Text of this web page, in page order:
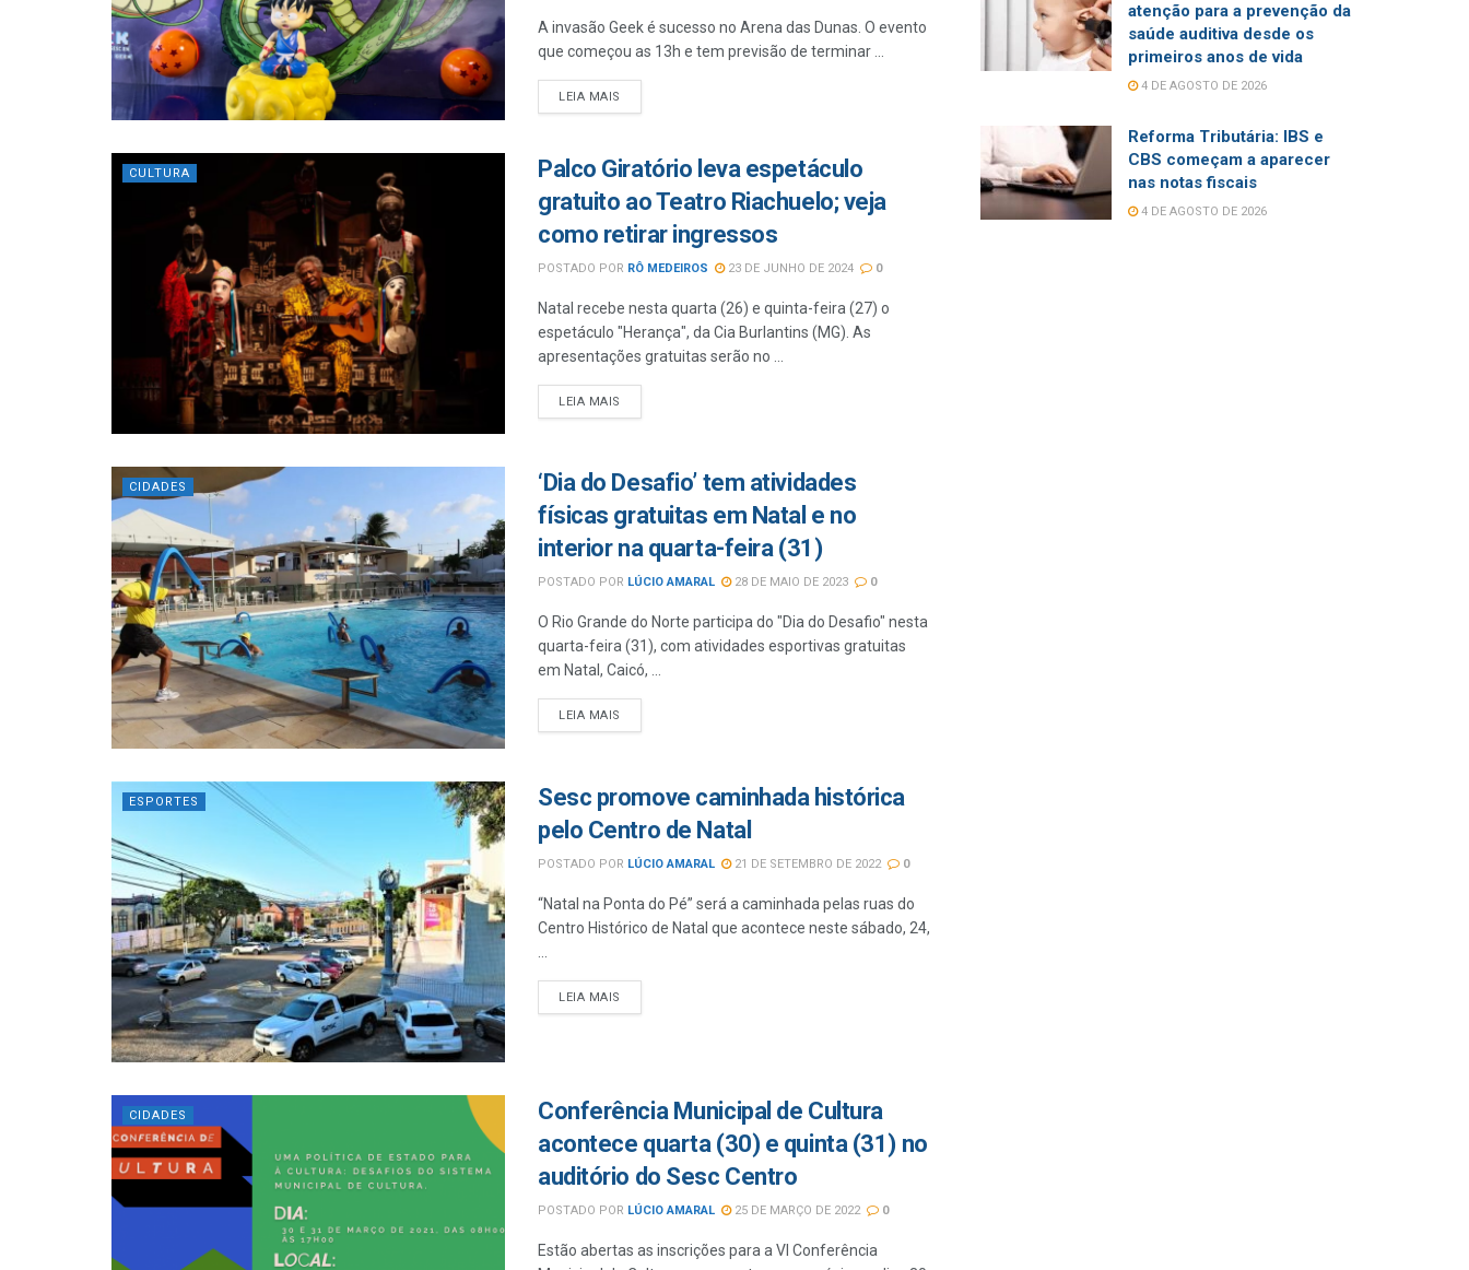
A invasão Geek é sucesso no Arena das Dunas. O evento
que começou as 13h e tem previsão de terminar ...
LEIA MAIS
CULTURA
Palco Giratório leva espetáculo
gratuito ao Teatro Riachuelo; veja
como retirar ingressos
POSTADO POR RÔ MEDEIROS 23 DE JUNHO DE 2024 0
Natal recebe nesta quarta (26) e quinta-feira (27) o
espetáculo "Herança", da Cia Burlantins (MG). As
apresentações gratuitas serão no ...
LEIA MAIS
CIDADES
‘Dia do Desafio’ tem atividades
físicas gratuitas em Natal e no
interior na quarta-feira (31)
POSTADO POR LÚCIO AMARAL 28 DE MAIO DE 2023 0
O Rio Grande do Norte participa do "Dia do Desafio" nesta
quarta-feira (31), com atividades esportivas gratuitas
em Natal, Caicó, ...
LEIA MAIS
ESPORTES
Sesc promove caminhada histórica
pelo Centro de Natal
POSTADO POR LÚCIO AMARAL 21 DE SETEMBRO DE 2022 0
“Natal na Ponta do Pé” será a caminhada pelas ruas do
Centro Histórico de Natal que acontece neste sábado, 24,
LEIA MAIS
CIDADES
Conferência Municipal de Cultura
acontece quarta (30) e quinta (31) no
auditório do Sesc Centro
POSTADO POR LÚCIO AMARAL 25 DE MARÇO DE 2022 0
Estão abertas as inscrições para a VI Conferência
atenção para a prevenção da
saúde auditiva desde os
primeiros anos de vida
4 DE AGOSTO DE 2026
Reforma Tributária: IBS e
CBS começam a aparecer
nas notas fiscais
4 DE AGOSTO DE 2026